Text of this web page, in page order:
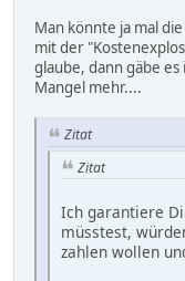
Man könnte ja mal
mit der
glaube, dann gäbe
Mangel mehr....
Zitat
Zitat
Ich garantiere
müsstest,
zahlen wollen